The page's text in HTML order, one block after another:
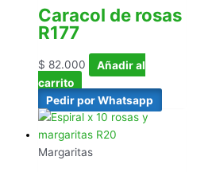
Caracol de rosas
R177
$ 82.000
Añadir al
carrito
Pedir por Whatsapp
Margaritas